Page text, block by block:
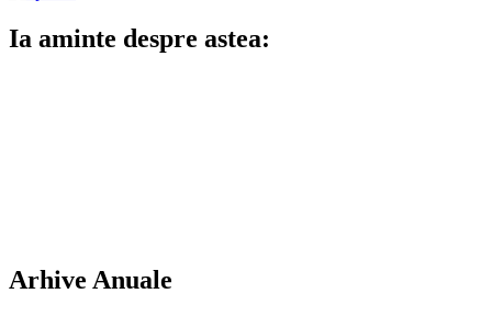
Ia aminte despre astea:
Arhive Anuale